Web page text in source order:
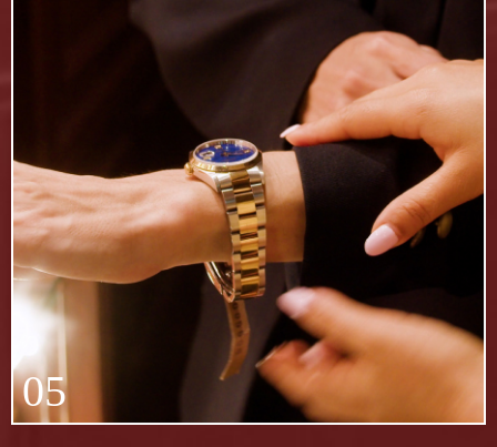
05